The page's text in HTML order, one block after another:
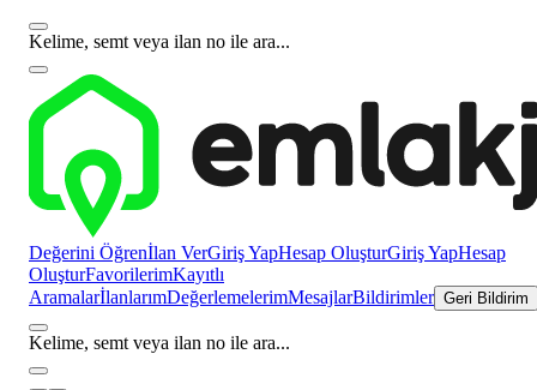
Kelime, semt veya ilan no ile ara...
Değerini Öğrenİlan VerGiriş YapHesap OluşturGiriş YapHesap
OluşturFavorilerimKayıtlı
AramalarİlanlarımDeğerlemelerimMesajlarBildirimler Geri Bildirim
Kelime, semt veya ilan no ile ara...